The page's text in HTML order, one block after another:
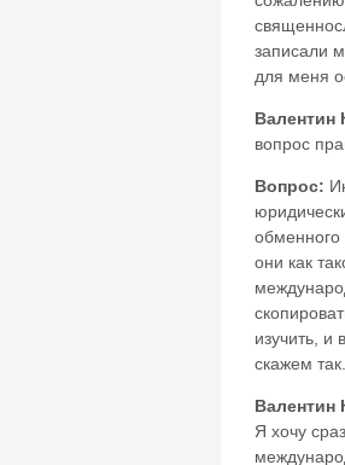
записали
для меня
Валентин
вопрос
Вопрос:
обменного
они как
изучить, и
скажем так.
Валентин
Я хочу